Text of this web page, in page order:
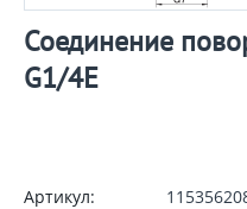
Соединение
G1/4E
Артикул: